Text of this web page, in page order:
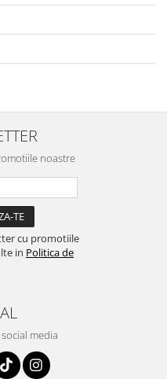
noastre
cu promotiile
in Politica de
media